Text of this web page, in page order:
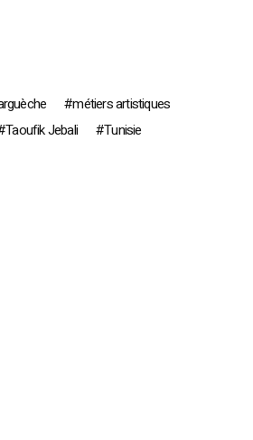
métiers artistiques
Taoufik Jebali Tunisie